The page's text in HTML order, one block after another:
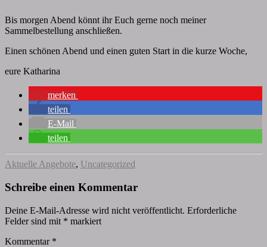
Bis morgen Abend könnt ihr Euch gerne noch meiner
Sammelbestellung anschließen.
Einen schönen Abend und einen guten Start in die kurze Woche,
eure Katharina
merken
teilen
E-Mail
teilen
Aktuelle Angebote, Uncategorized
Schreibe einen Kommentar
Deine E-Mail-Adresse wird nicht veröffentlicht. Erforderliche
Felder sind mit * markiert
Kommentar *